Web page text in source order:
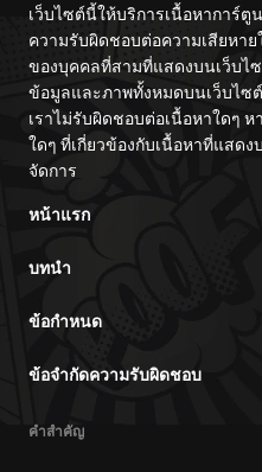
เว็บไซต์นี้ให้บริการเนื้อหาการ์
ความรับผิดชอบต่อความเสียหา
ของบุคคลที่สามที่แสดงบนเว็บไซ
ข้อมูลและภาพทั้งหมดบนเว็บไซ
เราไม่รับผิดชอบต่อเนื้อหาใดๆ
ใดๆ ที่เกี่ยวข้องกับเนื้อหาที่แสด
จัดการ
หน้าแรก
บทนำ
ข้อกำหนด
ข้อจำกัดความรับผิดชอบ
คำสำคัญ